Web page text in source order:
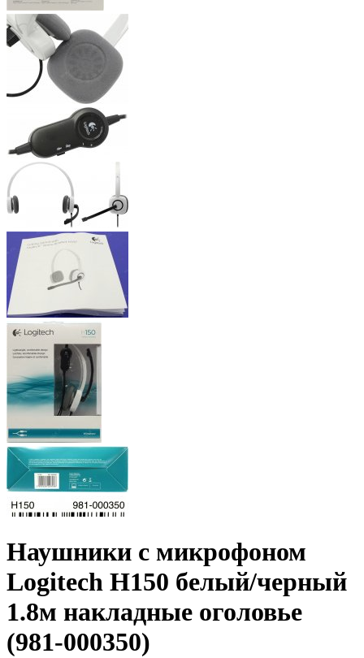
Наушники с микрофоном
Logitech H150 белый/­черный
1.8м накладные оголовье
(981-000350)